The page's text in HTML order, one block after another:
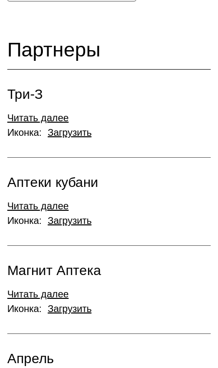
Партнеры
Три-З
Читать далее
Иконка: Загрузить
Аптеки кубани
Читать далее
Иконка: Загрузить
Магнит Аптека
Читать далее
Иконка: Загрузить
Апрель